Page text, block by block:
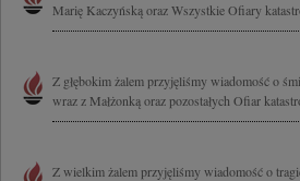
Marię Kaczyńską oraz Wszystkie Ofiary
Z głębokim żalem przyjęliśmy wiadomość o
wraz z Małżonką oraz pozostałych Ofiar
Z wielkim żalem przyjęliśmy wiadomość o